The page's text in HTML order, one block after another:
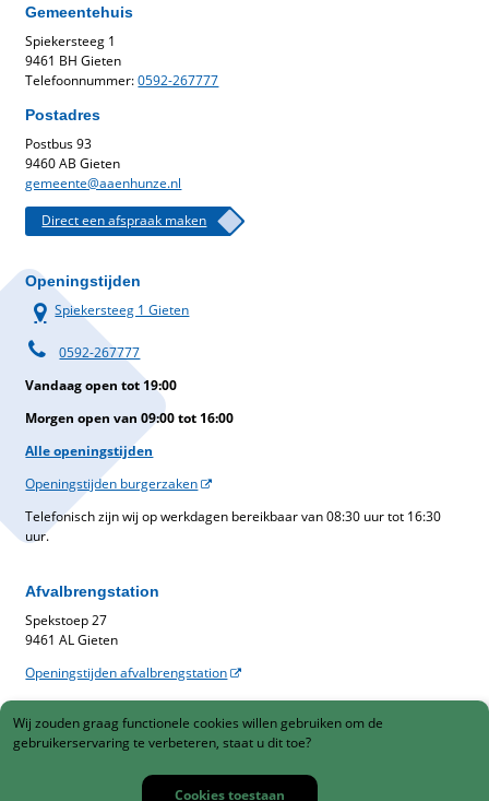
Wij zouden graag functionele cookies willen gebruiken om de
gebruikerservaring te verbeteren, staat u dit toe?
Cookies toestaan
Gemeentehuis
Spiekersteeg 1
9461 BH Gieten
Telefoonnummer:0592-267777
Postadres
Postbus 93
9460 AB Gieten
gemeente@aaenhunze.nl
Direct een afspraak maken
Openingstijden
Spiekersteeg 1 Gieten
0592-267777
Vandaag open tot 19:00
Morgen open van 09:00 tot 16:00
Alle openingstijden
Openingstijden burgerzaken
Telefonisch zijn wij op werkdagen bereikbaar van 08:30 uur tot 16:30
uur.
Afvalbrengstation
Spekstoep 27
9461 AL Gieten
Openingstijden afvalbrengstation
Belastingen
Gemeentelijke belastingen